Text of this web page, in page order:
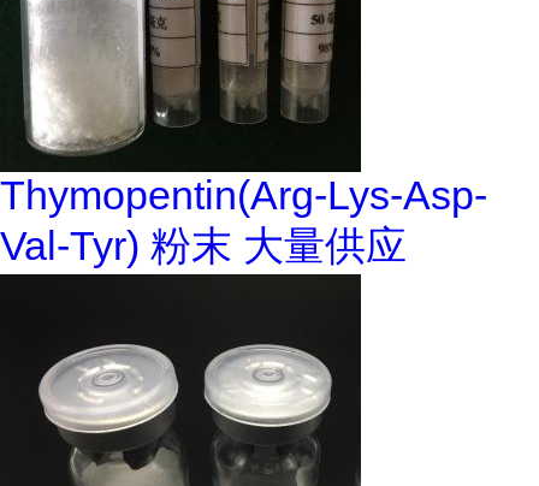
Thymopentin(Arg-Lys-Asp-
Val-Tyr) 粉末 大量供应